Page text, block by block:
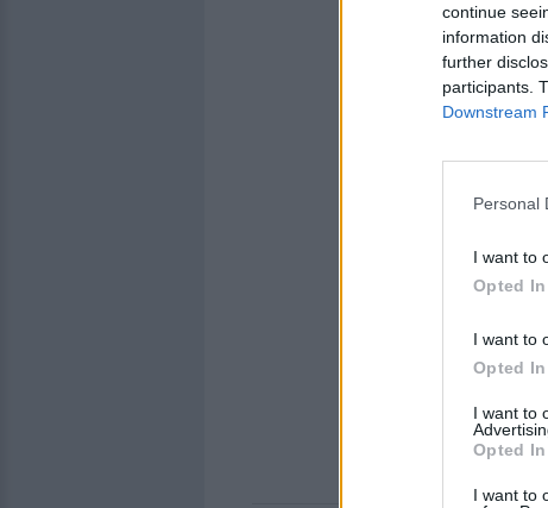
continue
information
further
participants.
Downstream
Personal
I want to
Opted In
I want to
Opted In
I want to
Opted In
I want to